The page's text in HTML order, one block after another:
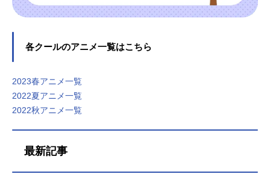
各クールのアニメ一覧はこちら
2023春アニメ一覧
2022夏アニメ一覧
2022秋アニメ一覧
最新記事